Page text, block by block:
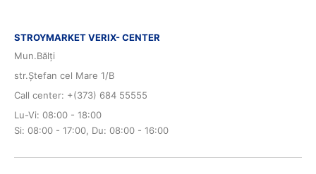
STROYMARKET VERIX- CENTER
Mun.Bălți
str.Ștefan cel Mare 1/B
Call center: +(373) 684 55555
Lu-Vi: 08:00 - 18:00
Si: 08:00 - 17:00, Du: 08:00 - 16:00